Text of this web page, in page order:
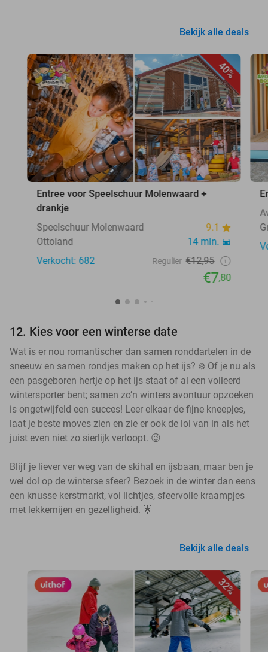
Bekijk alle deals
40%
Entree voor Speelschuur Molenwaard +
drankje
Speelschuur Molenwaard
9.1
Ottoland
14 min.
Verkocht: 682
Regulier €12,95
€7,80
12. Kies voor een winterse date
Wat is er nou romantischer dan samen ronddartelen in de
sneeuw en samen rondjes maken op het ijs? ❄️ Of je nu als
een pasgeboren hertje op het ijs staat of al een volleerd
wintersporter bent; samen zo’n winters avontuur opzoeken
is ongetwijfeld een succes! Leer elkaar de fijne kneepjes,
laat je beste moves zien en zie er ook de lol van in als het
juist even niet zo sierlijk verloopt. 😉
Blijf je liever ver weg van de skihal en ijsbaan, maar ben je
wel dol op de winterse sfeer? Bezoek in de winter dan eens
een knusse kerstmarkt, vol lichtjes, sfeervolle kraampjes
met lekkernijen en gezelligheid. 🌟
Bekijk alle deals
32%